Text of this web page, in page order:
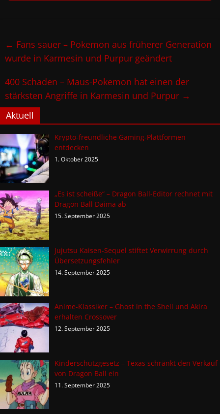
← Fans sauer – Pokemon aus früherer Generation
wurde in Karmesin und Purpur geändert
400 Schaden – Maus-Pokemon hat einen der
stärksten Angriffe in Karmesin und Purpur →
Aktuell
Krypto-freundliche Gaming-Plattformen
entdecken
1. Oktober 2025
„Es ist scheiße“ – Dragon Ball-Editor rechnet mit
Dragon Ball Daima ab
15. September 2025
Jujutsu Kaisen-Sequel stiftet Verwirrung durch
Übersetzungsfehler
14. September 2025
Anime-Klassiker – Ghost in the Shell und Akira
erhalten Crossover
12. September 2025
Kinderschutzgesetz – Texas schränkt den Verkauf
von Dragon Ball ein
11. September 2025